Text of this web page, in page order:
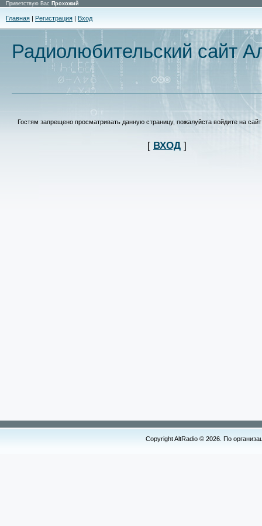
Приветствую Вас Прохожий
Главная | Регистрация | Вход
Радиолюбительский сайт
Гостям запрещено просматривать данную страницу, пожалуйста войдите на сайт
[ ВХОД ]
Copyright AltRadio © 2026. По